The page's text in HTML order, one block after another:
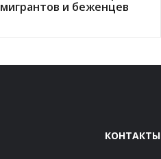
мигрантов и беженцев
КОНТАКТЫ